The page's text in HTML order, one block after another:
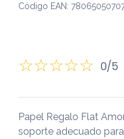
Código EAN:
0/5
Papel Regalo Flat
soporte adecuado